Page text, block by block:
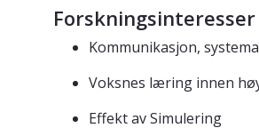
Forskningsinteresser
Kommunikasjon,
Voksnes læring innen
Effekt av Simulering